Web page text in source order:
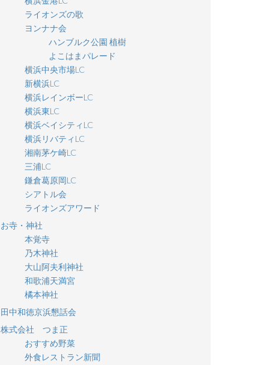
ライオンズの歌
ヨンナナ会
ハンブルク公園 植樹
よこはまパレード
横浜中央市場LC
新横浜LC
横浜レインボーLC
横浜東LC
横浜ベイシティLC
横浜リバティLC
湘南茅ケ崎LC
三浦LC
鎌倉葛原岡LC
シアトル会
ライオンズアワード
お寺・神社
本覚寺
乃木神社
大山阿夫利神社
和歌浦天満宮
橘本神社
田中和徳京浜懇話会
株式会社 つま正
おすすめ野菜
外食レストラン新聞